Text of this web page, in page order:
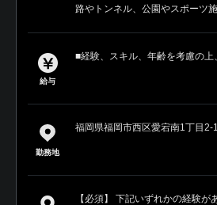
路やトンネル、公園やスポーツ
給与
■経験、スキル、年齢を考慮の
勤務地
福岡県福岡市西区愛宕南1丁目2-
【必須】 下記いずれかの経験